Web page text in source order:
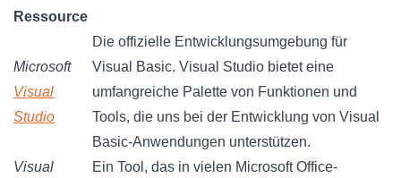
Ressource
Microsoft
Visual
Studio
Die offizielle Entwicklungsumgebung für
Visual Basic. Visual Studio bietet eine
umfangreiche Palette von Funktionen und
Tools, die uns bei der Entwicklung von Visual
Basic-Anwendungen unterstützen.
Visual
Ein Tool, das in vielen Microsoft Office-